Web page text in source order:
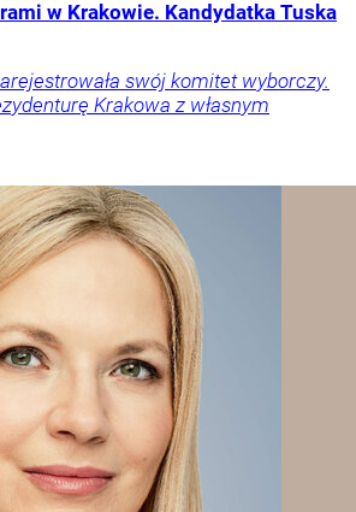
w Krakowie. Kandydatka Tuska
swój komitet wyborczy.
Krakowa z własnym